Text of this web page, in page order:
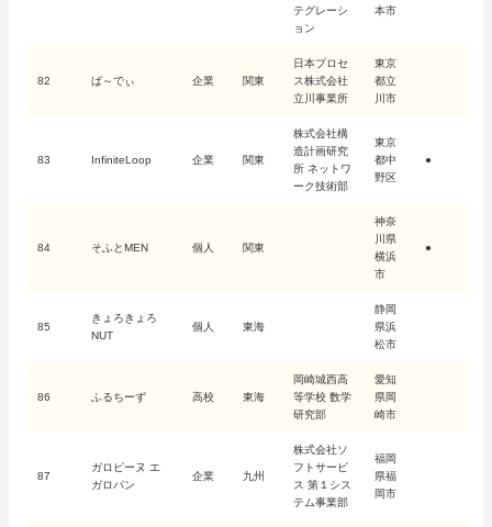
テグレーシ
ョン
本市
82 ば～でぃ 企業 関東
日本プロセ
ス株式会社
立川事業所
東京
都立
川市
83 InfiniteLoop 企業 関東
株式会社構
造計画研究
所 ネットワ
ーク技術部
東京
都中
野区
●
84 そふとMEN 個人 関東
神奈
川県
横浜
市
●
85
きょろきょろ
NUT
個人 東海
静岡
県浜
松市
86 ふるちーず 高校 東海
岡崎城西高
等学校 数学
研究部
愛知
県岡
崎市
87
ガロピーヌ エ
ガロパン
企業 九州
株式会社ソ
フトサービ
ス 第１シス
テム事業部
福岡
県福
岡市